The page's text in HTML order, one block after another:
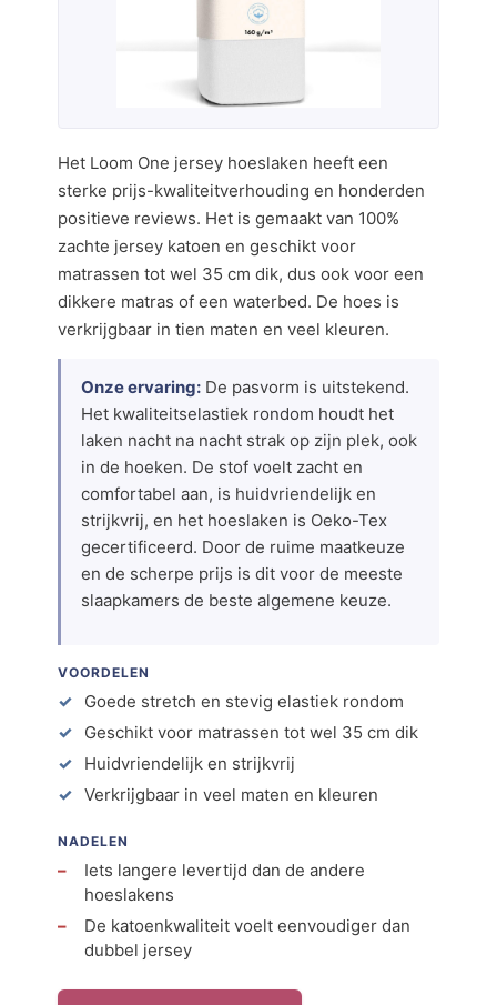
Het Loom One jersey hoeslaken heeft een
sterke prijs-kwaliteitverhouding en honderden
positieve reviews. Het is gemaakt van 100%
zachte jersey katoen en geschikt voor
matrassen tot wel 35 cm dik, dus ook voor een
dikkere matras of een waterbed. De hoes is
verkrijgbaar in tien maten en veel kleuren.
Onze ervaring: De pasvorm is uitstekend.
Het kwaliteitselastiek rondom houdt het
laken nacht na nacht strak op zijn plek, ook
in de hoeken. De stof voelt zacht en
comfortabel aan, is huidvriendelijk en
strijkvrij, en het hoeslaken is Oeko-Tex
gecertificeerd. Door de ruime maatkeuze
en de scherpe prijs is dit voor de meeste
slaapkamers de beste algemene keuze.
VOORDELEN
Goede stretch en stevig elastiek rondom
Geschikt voor matrassen tot wel 35 cm dik
Huidvriendelijk en strijkvrij
Verkrijgbaar in veel maten en kleuren
NADELEN
Iets langere levertijd dan de andere
hoeslakens
De katoenkwaliteit voelt eenvoudiger dan
dubbel jersey